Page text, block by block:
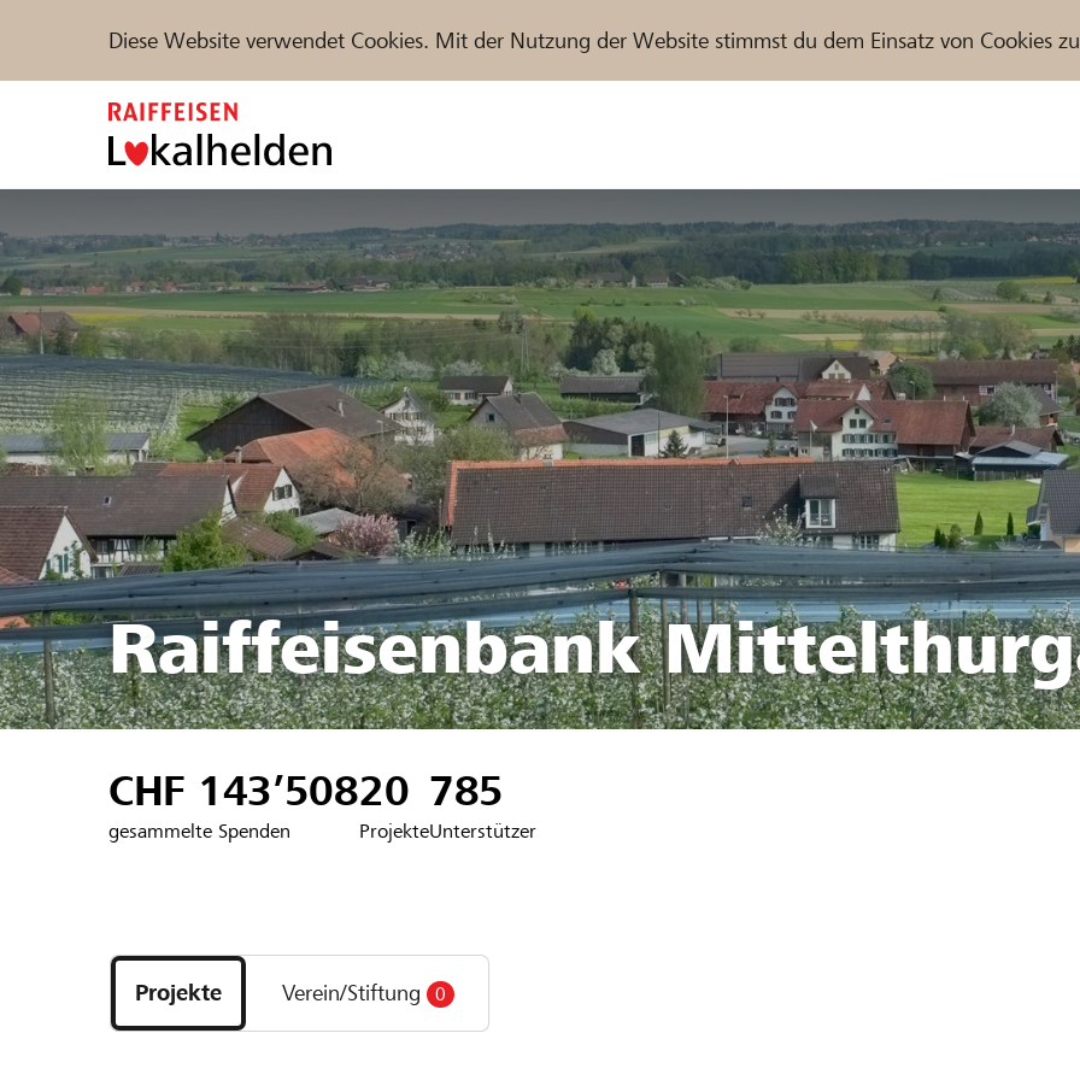
Diese Website verwendet Cookies. Mit der Nutzung der Website stimmst du dem Einsatz von Cookies
Unterstützen Hilfe & Support Partner / Raiffeisenbank
Projekte und Organisationen finden
DE FR IT
Raiffeisenbank
CHF 143’508
gesammelte Spenden
20
Projekte
785
Unterstützer
Projekte
und
Organisationen
Projekte Verein/Stiftung 0